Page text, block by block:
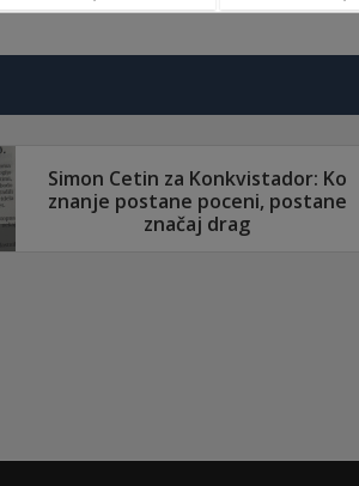
Arkadne igre Arkadne igre